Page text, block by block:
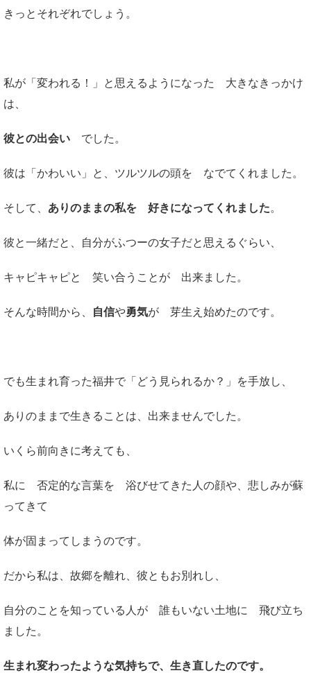
きっとそれぞれでしょう。
私が「変われる！」と思えるようになった 大きなきっかけ
は、
彼との出会い でした。
彼は「かわいい」と、ツルツルの頭を なでてくれました。
そして、 ありのままの私を 好きになってくれました。
彼と一緒だと、自分がふつーの女子だと思えるぐらい、
キャピキャピと 笑い合うことが 出来ました。
そんな時間から、 自信や勇気が 芽生え始めたのです。
でも生まれ育った福井で「どう見られるか？」を手放し、
ありのままで生きることは、出来ませんでした。
いくら前向きに考えても、
私に 否定的な言葉を 浴びせてきた人の顔や、悲しみが蘇
ってきて
体が固まってしまうのです。
だから私は、故郷を離れ、彼ともお別れし、
自分のことを知っている人が 誰もいない土地に 飛び立ち
ました。
生まれ変わったような気持ちで、生き直したのです。